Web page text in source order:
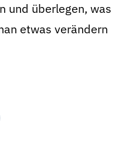
und überlegen, was
etwas verändern